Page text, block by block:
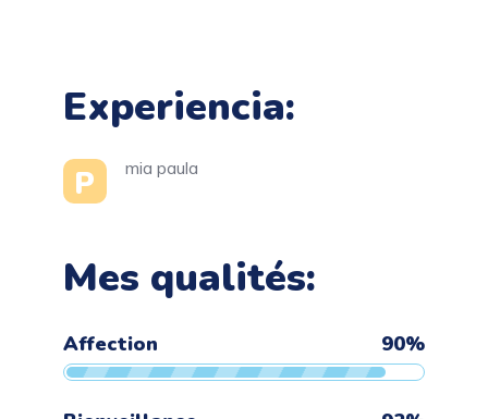
Experiencia:
P mia paula
Mes qualités:
Affection 90%